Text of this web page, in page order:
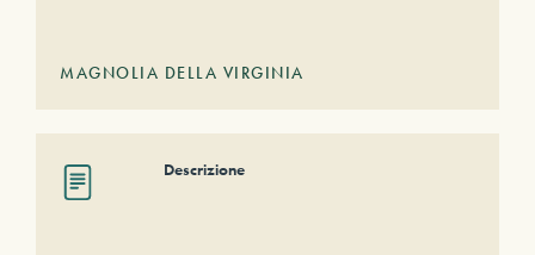
MAGNOLIA DELLA VIRGINIA
Descrizione